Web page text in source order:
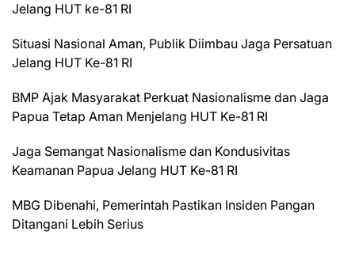
Jelang HUT ke-81 RI
Situasi Nasional Aman, Publik Diimbau Jaga Persatuan
Jelang HUT Ke-81 RI
BMP Ajak Masyarakat Perkuat Nasionalisme dan Jaga
Papua Tetap Aman Menjelang HUT Ke-81 RI
Jaga Semangat Nasionalisme dan Kondusivitas
Keamanan Papua Jelang HUT Ke-81 RI
MBG Dibenahi, Pemerintah Pastikan Insiden Pangan
Ditangani Lebih Serius